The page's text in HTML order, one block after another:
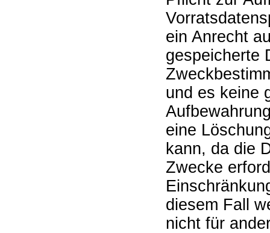
ein Anrecht
gespeicherte
und es keine
eine
kann, da die
Zwecke
diesem Fall
nicht für